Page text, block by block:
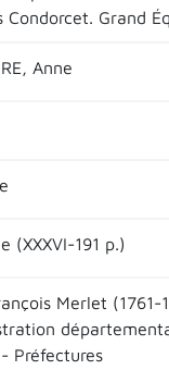
Condorcet. Grand
Anne
(XXXVI-191 p.)
Merlet (1761-
Préfectures